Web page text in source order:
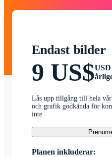
Endast bilder
9 US$
Lås upp tillgång till hela
och grafik godkända för
inte.
Planen inkluderar: